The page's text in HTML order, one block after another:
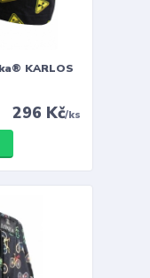
KARLOS
296 Kč/ks